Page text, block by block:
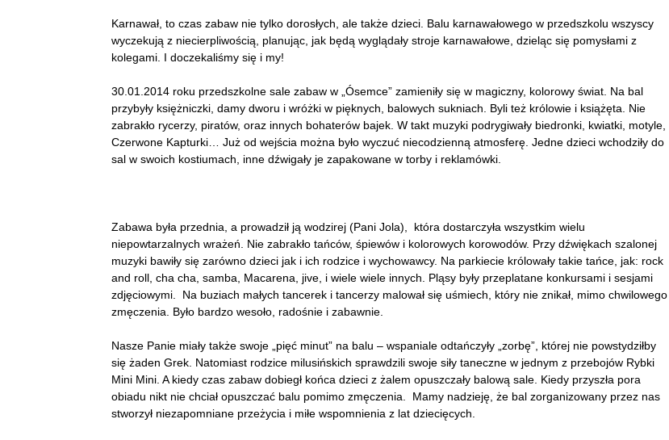
Karnawał, to czas zabaw nie tylko dorosłych, ale także dzieci. Balu karnawałowego w przedszkolu wszyscy
wyczekują z niecierpliwością, planując, jak będą wyglądały stroje karnawałowe, dzieląc się pomysłami z
kolegami. I doczekaliśmy się i my!
30.01.2014 roku przedszkolne sale zabaw w „Ósemce” zamieniły się w magiczny, kolorowy świat. Na bal
przybyły księżniczki, damy dworu i wróżki w pięknych, balowych sukniach. Byli też królowie i książęta. Nie
zabrakło rycerzy, piratów, oraz innych bohaterów bajek. W takt muzyki podrygiwały biedronki, kwiatki, motyle,
Czerwone Kapturki… Już od wejścia można było wyczuć niecodzienną atmosferę. Jedne dzieci wchodziły do
sal w swoich kostiumach, inne dźwigały je zapakowane w torby i reklamówki.
Zabawa była przednia, a prowadził ją wodzirej (Pani Jola), która dostarczyła wszystkim wielu
niepowtarzalnych wrażeń. Nie zabrakło tańców, śpiewów i kolorowych korowodów. Przy dźwiękach szalonej
muzyki bawiły się zarówno dzieci jak i ich rodzice i wychowawcy. Na parkiecie królowały takie tańce, jak: rock
and roll, cha cha, samba, Macarena, jive, i wiele wiele innych. Pląsy były przeplatane konkursami i sesjami
zdjęciowymi. Na buziach małych tancerek i tancerzy malował się uśmiech, który nie znikał, mimo chwilowego
zmęczenia. Było bardzo wesoło, radośnie i zabawnie.
Nasze Panie miały także swoje „pięć minut” na balu – wspaniale odtańczyły „zorbę”, której nie powstydziłby
się żaden Grek. Natomiast rodzice milusińskich sprawdzili swoje siły taneczne w jednym z przebojów Rybki
Mini Mini. A kiedy czas zabaw dobiegł końca dzieci z żalem opuszczały balową sale. Kiedy przyszła pora
obiadu nikt nie chciał opuszczać balu pomimo zmęczenia. Mamy nadzieję, że bal zorganizowany przez nas
stworzył niezapomniane przeżycia i miłe wspomnienia z lat dziecięcych.